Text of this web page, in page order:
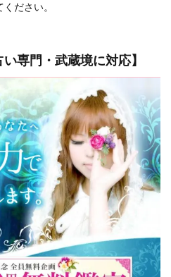
ださい。
専門・武蔵境に対応】